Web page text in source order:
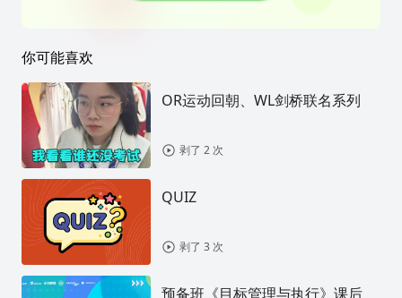
你可能喜欢
OR运动回朝、WL剑桥联名系列
剥了 2 次
QUIZ
剥了 3 次
预备班《目标管理与执行》课后